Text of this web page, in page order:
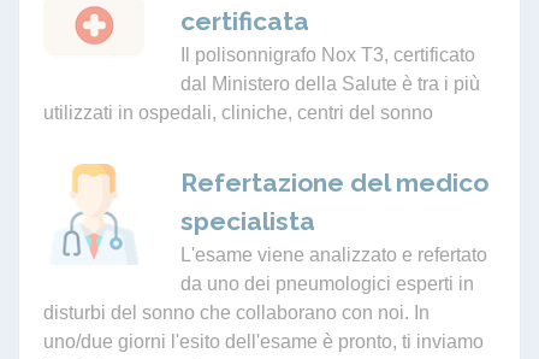
certificata
Il polisonnigrafo Nox T3, certificato
dal Ministero della Salute è tra i più
utilizzati in ospedali, cliniche, centri del sonno
Refertazione del medico
specialista
L'esame viene analizzato e refertato
da uno dei pneumologici esperti in
disturbi del sonno che collaborano con noi. In
uno/due giorni l'esito dell'esame è pronto, ti inviamo